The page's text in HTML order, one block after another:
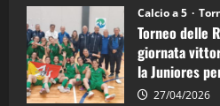
Torneo
delle
Regioni
di
calcio
a
5:
la
Calcio a 5
Torneo delle
giornata
la Juniores
27/04/2026